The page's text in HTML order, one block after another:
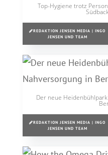
Top-Hygiene trotz
REDAKTION JENSEN MEDIA | INGO
JENSEN UND TEAM
Der neue
REDAKTION JENSEN MEDIA | INGO
JENSEN UND TEAM